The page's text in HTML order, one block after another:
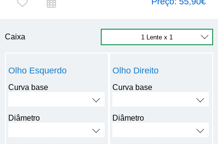
Caixa
Olho Esquerdo
Curva base
Diâmetro
Olho Direito
Curva base
Diâmetro